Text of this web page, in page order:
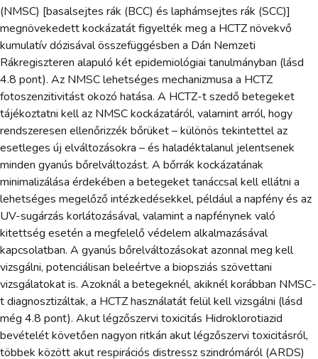
(NMSC) [basalsejtes rák (BCC) és laphámsejtes rák (SCC)]
megnövekedett kockázatát figyelték meg a HCTZ növekvő
kumulatív dózisával összefüggésben a Dán Nemzeti
Rákregiszteren alapuló két epidemiológiai tanulmányban (lásd
4.8 pont). Az NMSC lehetséges mechanizmusa a HCTZ
fotoszenzitivitást okozó hatása. A HCTZ-t szedő betegeket
tájékoztatni kell az NMSC kockázatáról, valamint arról, hogy
rendszeresen ellenőrizzék bőrüket – különös tekintettel az
esetleges új elváltozásokra – és haladéktalanul jelentsenek
minden gyanús bőrelváltozást. A bőrrák kockázatának
minimalizálása érdekében a betegeket tanáccsal kell ellátni a
lehetséges megelőző intézkedésekkel, például a napfény és az
UV-sugárzás korlátozásával, valamint a napfénynek való
kitettség esetén a megfelelő védelem alkalmazásával
kapcsolatban. A gyanús bőrelváltozásokat azonnal meg kell
vizsgálni, potenciálisan beleértve a biopsziás szövettani
vizsgálatokat is. Azoknál a betegeknél, akiknél korábban NMSC-
t diagnosztizáltak, a HCTZ használatát felül kell vizsgálni (lásd
még 4.8 pont). Akut légzőszervi toxicitás Hidroklorotiazid
bevételét követően nagyon ritkán akut légzőszervi toxicitásról,
többek között akut respirációs distressz szindrómáról (ARDS)